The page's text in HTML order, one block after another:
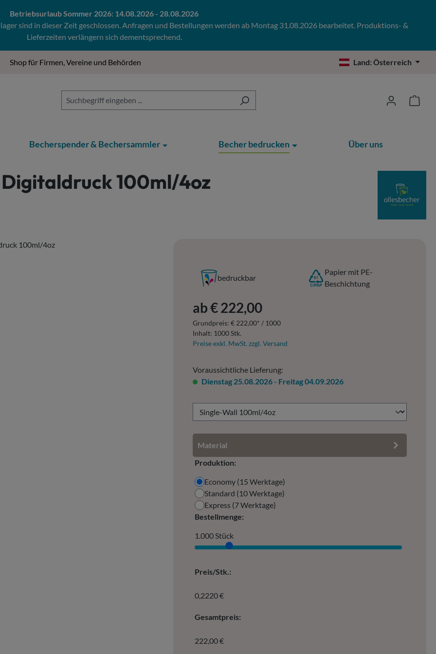
Betriebsurlaub Sommer 2026: 14.08.2026 - 28.08.2026
sind in dieser Zeit geschlossen. Anfragen und Bestellungen werden ab Montag 31.08.2026 bearbeitet. Produktions- &
Lieferzeiten verlängern sich dementsprechend.
Shop für Firmen, Vereine und Behörden Land:Österreich
Becherspender & Bechersammler Becher bedrucken Über uns
100ml/4oz
bedruckbar
Papier mit PE-
Beschichtung
Regulärer Preis:
ab€ 222,00
Grundpreis: € 222,00* / 1000
Inhalt: 1000 Stk.
Preise exkl. MwSt. zzgl. Versand
Voraussichtliche Lieferung:
Dienstag 25.08.2026 - Freitag 04.09.2026
Material
Produktion:
Economy (15 Werktage)
Standard (10 Werktage)
Express (7 Werktage)
Bestellmenge:
1.000 Stück
Preis/Stk.:
0,2220 €
Gesamtpreis:
222,00 €